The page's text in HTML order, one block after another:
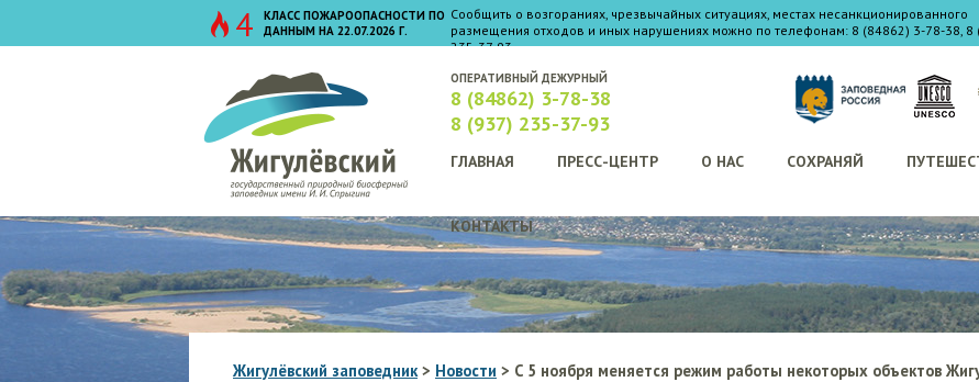
Сообщить о возгораниях, чрезвычайных ситуациях, местах несанкционированного
размещения отходов и иных нарушениях можно по телефонам: 8 (84862) 3-78-38, 8
235-37-93
ОПЕРАТИВНЫЙ ДЕЖУРНЫЙ
8 (84862) 3-78-38
8 (937) 235-37-93
4
КЛАСС ПОЖАРООПАСНОСТИ ПО
ДАННЫМ НА 22.07.2026 Г.
ГЛАВНАЯ ПРЕСС-ЦЕНТР О НАС СОХРАНЯЙ
КОНТАКТЫ
Жигулёвский заповедник> Новости > С 5 ноября меняется режим работы некоторых объектов